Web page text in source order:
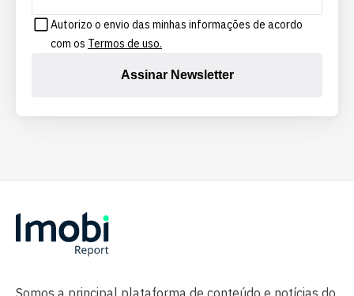
Autorizo o envio das minhas informações de acordo
com os Termos de uso.
Assinar Newsletter
Somos a principal plataforma de conteúdo e notícias do